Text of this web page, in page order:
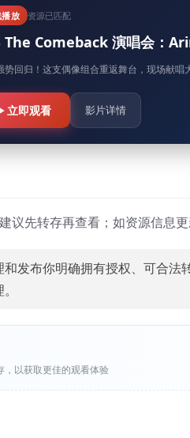
放 资源已匹配
The Comeback 演唱会：
势回归！这支偶像组合重返舞台，现场献唱
立即观看 影片详情
议先转存再查看；如资源信息
发布你明确拥有授权、可合法
，以获取更佳的观看体验